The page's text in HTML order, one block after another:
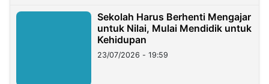
Sekolah Harus Berhenti Mengajar
untuk Nilai, Mulai Mendidik untuk
Kehidupan
23/07/2026 - 19:59